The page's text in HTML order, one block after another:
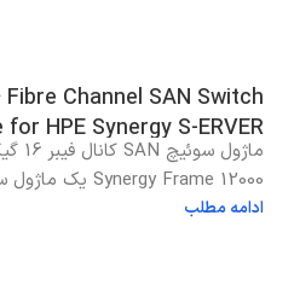
Channel SAN Switch
for HPE Synergy S-ERVER
Synergy Frame 12000 یک ماژول سوئیچ کانال فیبر سنتی تع...
ادامه مطلب